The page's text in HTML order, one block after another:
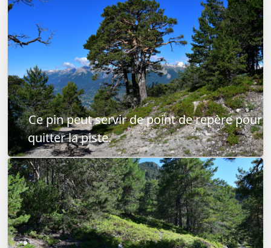
Ce pin peut servir de point de repère pour
quitter la piste.